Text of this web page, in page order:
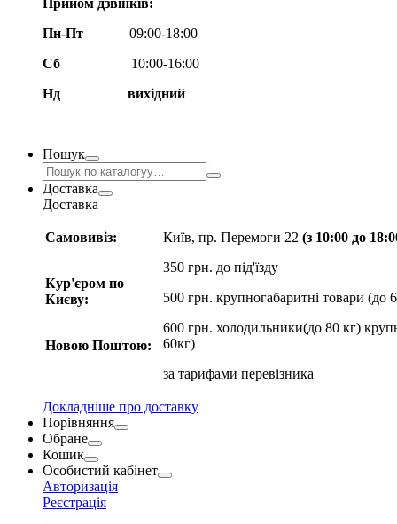
Прийом дзвінків:
Пн-Пт
09:00-18:00
Сб
10:00-16:00
Нд вихідний
Пошук
Доставка
Доставка
Самовивіз:
Кур'єром по
Києву:
Новою Поштою:
Київ, пр. Перемоги 22 (з 10:00 до
350 грн. до під'їзду
500 грн. крупногабаритні товари (до
600 грн. холодильники(до 80 кг)
60кг)
за тарифами перевізника
Докладніше про доставку
Порівняння
Обране
Кошик
Особистий кабінет
Авторизація
Реєстрація